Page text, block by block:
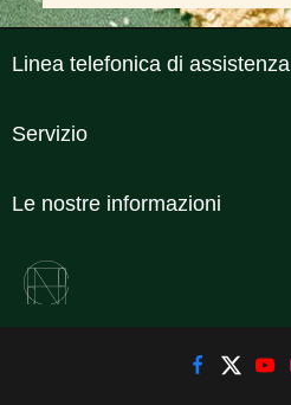
Linea telefonica di assistenza
Servizio
Le nostre informazioni